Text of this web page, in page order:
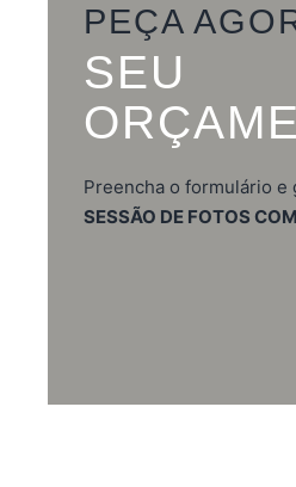
PEÇA
SEU
Preencha o formulário e
SESSÃO DE FOTOS